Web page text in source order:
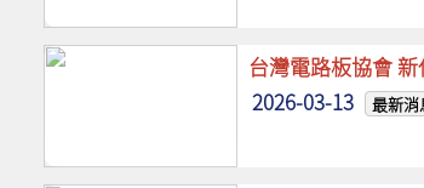
台灣電路板協會
2026-03-13
最新消